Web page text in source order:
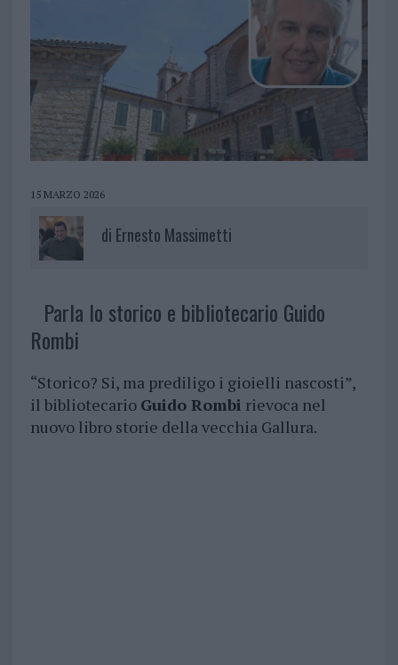
15 MARZO 2026
di Ernesto Massimetti
Parla lo storico e bibliotecario Guido
Rombi
“Storico? Si, ma prediligo i gioielli nascosti”,
il bibliotecario Guido Rombi rievoca nel
nuovo libro storie della vecchia Gallura.